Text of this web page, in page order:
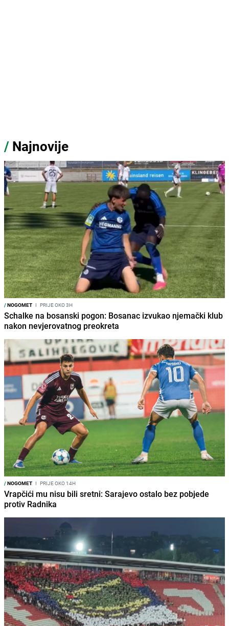
/ Najnovije
/NOGOMET I PRIJE OKO 3H
Schalke na bosanski pogon: Bosanac izvukao njemački klub
nakon nevjerovatnog preokreta
/NOGOMET I PRIJE OKO 14H
Vrapčići mu nisu bili sretni: Sarajevo ostalo bez pobjede
protiv Radnika